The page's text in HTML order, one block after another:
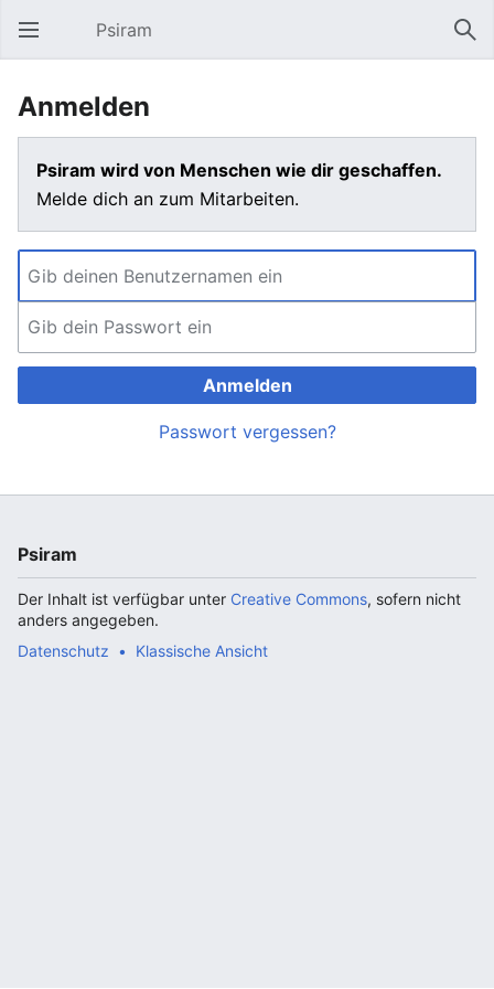
Hauptmenü öffnen Psiram
Anmelden
Psiram wird von Menschen wie dir geschaffen.
Melde dich an zum Mitarbeiten.
Anmelden
Passwort vergessen?
Psiram
Der Inhalt ist verfügbar unter Creative Commons, sofern nicht
anders angegeben.
Datenschutz
Klassische Ansicht